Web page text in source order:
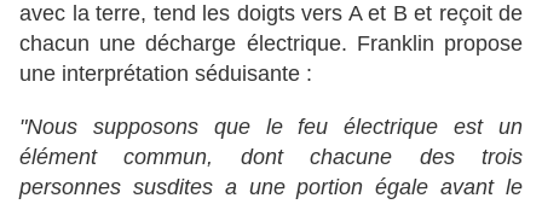
avec la terre, tend les doigts vers A et B et reçoit de
chacun une décharge électrique. Franklin propose
une interprétation séduisante :
"Nous supposons que le feu électrique est un
élément commun, dont chacune des trois
personnes susdites a une portion égale avant le